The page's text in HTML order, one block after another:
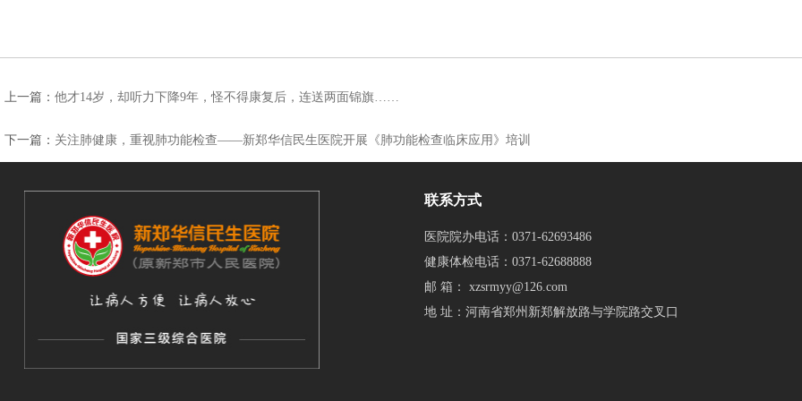
上一篇： 他才14岁，却听力下降9年，怪不得康复后，连送两面锦旗……
下一篇： 关注肺健康，重视肺功能检查——新郑华信民生医院开展《肺功能检查临床应用》培训
联系方式
医院院办电话：0371-62693486
健康体检电话：0371-62688888
邮 箱：
xzsrmyy@126.com
地 址：河南省郑州新郑解放路与学院路交叉口